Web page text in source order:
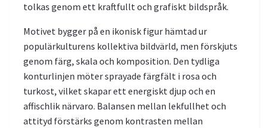
tolkas genom ett kraftfullt och grafiskt bildspråk.
Motivet bygger på en ikonisk figur hämtad ur
populärkulturens kollektiva bildvärld, men förskjuts
genom färg, skala och komposition. Den tydliga
konturlinjen möter sprayade färgfält i rosa och
turkost, vilket skapar ett energiskt djup och en
affischlik närvaro. Balansen mellan lekfullhet och
attityd förstärks genom kontrasten mellan